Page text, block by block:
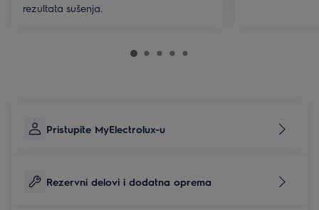
rezultata sušenja.
Pristupite MyElectrolux-u
Rezervni delovi i dodatna oprema